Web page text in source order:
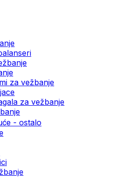
za vežbanje
za vežbanje
- ostalo